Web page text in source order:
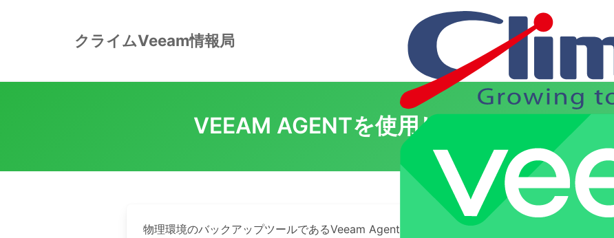
クライムVeeam情報局
VEEAM AGENTを使用した物理から仮想
物理環境のバックアップツールであるVeeam Agent for Windows/Linuxで取得したバックアッ